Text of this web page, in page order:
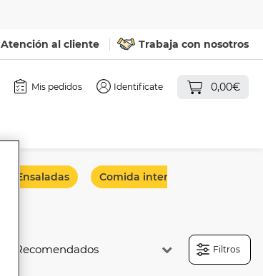
Atención al cliente Trabaja con nosotros
Mis pedidos Identifícate 0,00€
Ensaladas Comida internacional
Filtros